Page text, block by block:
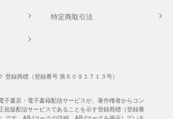
特定商取引法
子書店・電子書籍配信サービスが、著作権者からコン
規版配信サービスであることを示す登録商標（登録番